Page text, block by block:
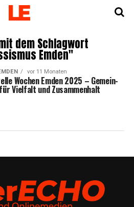
dem Schlagwort
Emden"
vor 11 Monaten
Wochen Emden 2025 – Gemein­
Viel­falt und Zusammenhalt